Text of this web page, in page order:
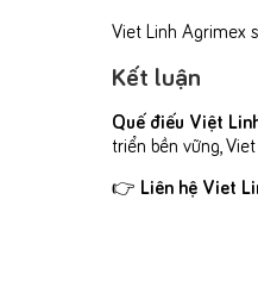
Viet Linh Agrimex
Kết luận
Quế điếu Việt
triển bền vững,
👉 Liên hệ Viet